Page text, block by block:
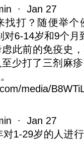
· Jan 27
找打？随便举个
对6-14岁和9个月
此前的免疫史
少打了三剂麻
media/
· Jan 27
1-29岁的人进